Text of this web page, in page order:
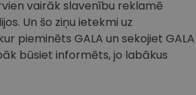
vairāk slavenību reklamē
Un šo ziņu ietekmi uz
pieminēts GALA un sekojiet GALA
būsiet informēts, jo labākus